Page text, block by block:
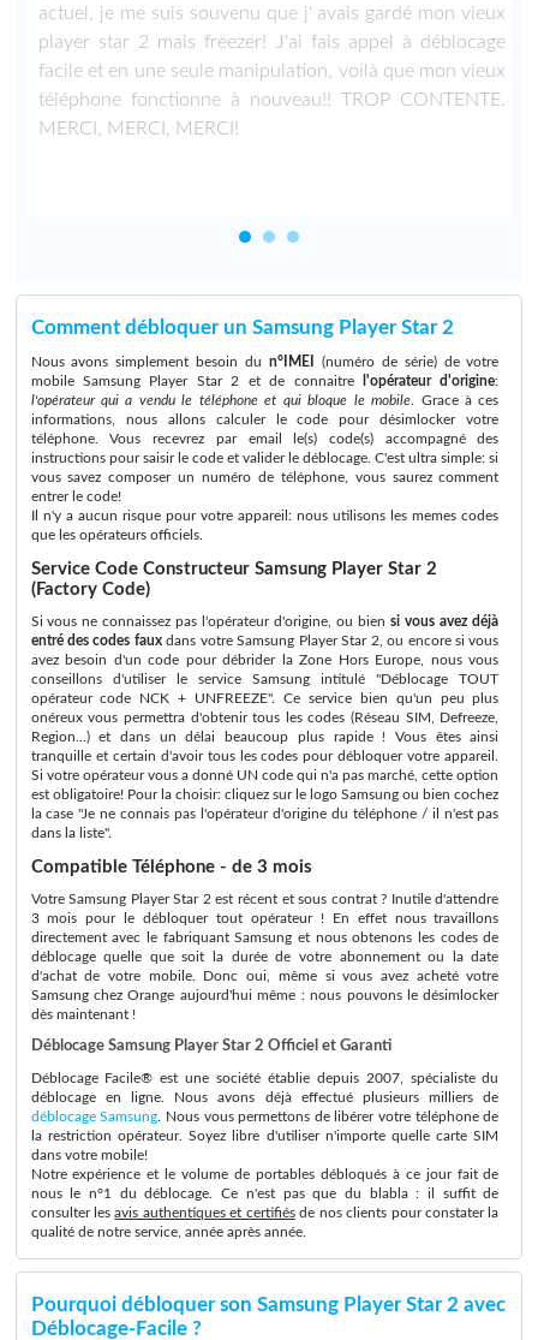
actuel, je me suis souvenu que j' avais gardé mon vieux
player star 2 mais freezer! J'ai fais appel à déblocage
facile et en une seule manipulation, voilà que mon vieux
téléphone fonctionne à nouveau!! TROP CONTENTE.
MERCI, MERCI, MERCI!
Comment débloquer un Samsung Player Star 2
Nous avons simplement besoin du n°IMEI
(numéro de série) de votre
mobile Samsung Player Star 2 et de connaitre
l'opérateur d'origine:
l'opérateur qui a vendu le téléphone et qui bloque le mobile . Grace à ces
informations, nous allons calculer le code pour désimlocker votre
téléphone. Vous recevrez par email le(s) code(s) accompagné des
instructions pour saisir le code et valider le déblocage. C'est ultra simple: si
vous savez composer un numéro de téléphone, vous saurez comment
entrer le code!
Il n'y a aucun risque pour votre appareil: nous utilisons les memes codes
que les opérateurs officiels.
Service Code Constructeur Samsung Player Star 2
(Factory Code)
Si vous ne connaissez pas l'opérateur d'origine, ou bien si vous avez déjà
entré des codes fauxdans votre Samsung Player Star 2, ou encore si vous
avez besoin d'un code pour débrider la Zone Hors Europe, nous vous
conseillons d'utiliser le service Samsung intitulé "Déblocage TOUT
opérateur code NCK + UNFREEZE". Ce service bien qu'un peu plus
onéreux vous permettra d'obtenir tous les codes (Réseau SIM, Defreeze,
Region...) et dans un délai beaucoup plus rapide ! Vous êtes ainsi
tranquille et certain d'avoir tous les codes pour débloquer votre appareil.
Si votre opérateur vous a donné UN code qui n'a pas marché, cette option
est obligatoire! Pour la choisir: cliquez sur le logo Samsung ou bien cochez
la case "Je ne connais pas l'opérateur d'origine du téléphone / il n'est pas
dans la liste".
Compatible Téléphone - de 3 mois
Votre Samsung Player Star 2 est récent et sous contrat ? Inutile d'attendre
3 mois pour le débloquer tout opérateur ! En effet nous travaillons
directement avec le fabriquant Samsung et nous obtenons les codes de
déblocage quelle que soit la durée de votre abonnement ou la date
d'achat de votre mobile. Donc oui, même si vous avez acheté votre
Samsung chez Orange aujourd'hui même : nous pouvons le désimlocker
dès maintenant !
Déblocage Samsung Player Star 2 Officiel et Garanti
Déblocage Facile® est une société établie depuis 2007, spécialiste du
déblocage en ligne. Nous avons déjà effectué plusieurs milliers de
déblocage Samsung . Nous vous permettons de libérer votre téléphone de
la restriction opérateur. Soyez libre d'utiliser n'importe quelle carte SIM
dans votre mobile!
Notre expérience et le volume de portables débloqués à ce jour fait de
nous le n°1 du déblocage. Ce n'est pas que du blabla : il suffit de
consulter lesavis authentiques et certifiésde nos clients pour constater la
qualité de notre service, année après année.
Pourquoi débloquer son Samsung Player Star 2 avec
Déblocage-Facile ?